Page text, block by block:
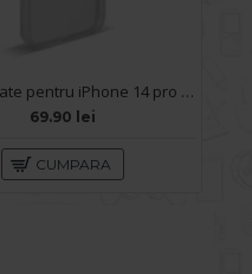
Husa spate pentru iPhone 14 pro Max- 360 case
69.90 lei
CUMPARA